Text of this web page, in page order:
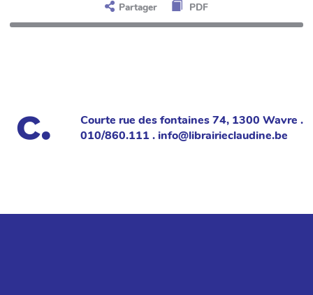
Partager
PDF
Courte rue des fontaines 74, 1300 Wavre .
010/860.111 . info@librairieclaudine.be